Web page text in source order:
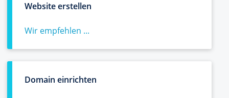
Website erstellen
Wir empfehlen ...
Domain einrichten